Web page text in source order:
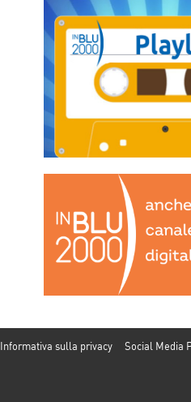
Informativa sulla privacy Social Media